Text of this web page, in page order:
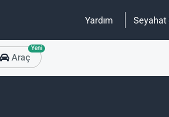
Yardım Seyahat
Araç
Yeni